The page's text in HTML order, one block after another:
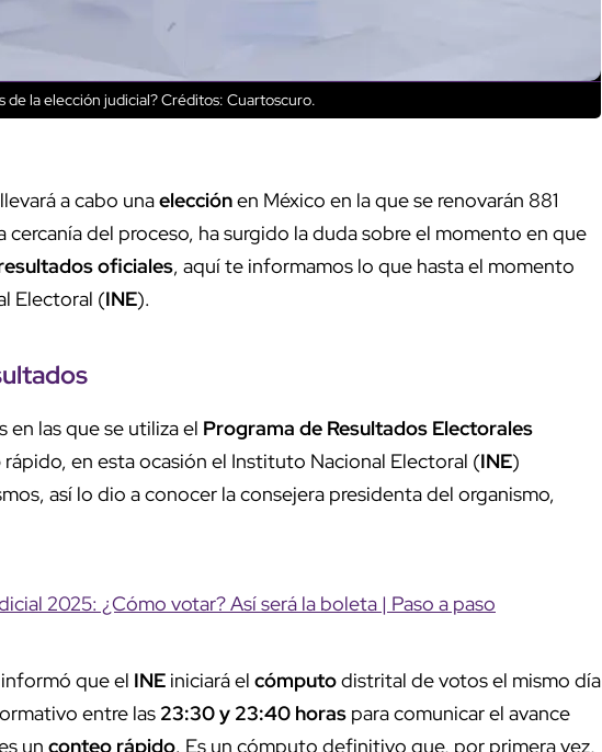
de la elección judicial?Créditos: Cuartoscuro.
a cabo unaelecciónen México en la que se renovarán 881
cercanía del proceso, ha surgido la duda sobre el momento en que
oficiales, aquí te informamos lo que hasta el momento
Electoral (INE).
en las que se utiliza el Programa de Resultados Electorales
rápido, en esta ocasión el Instituto Nacional Electoral (INE)
así lo dio a conocer la consejera presidenta del organismo,
2025: ¿Cómo votar? Así será la boleta | Paso a paso
que el INE iniciará el cómputodistrital de votos el mismo día
entre las 23:30 y 23:40 horas para comunicar el avance
un conteo rápido. Es un cómputo definitivo que, por primera vez,